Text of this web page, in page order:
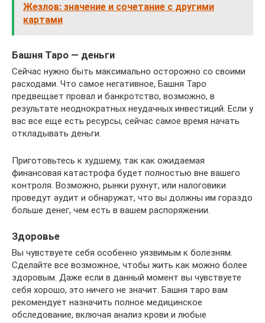
Жезлов: значение и сочетание с другими
картами
Башня Таро — деньги
Сейчас нужно быть максимально осторожно со своими
расходами. Что самое негативное, Башня Таро
предвещает провал и банкротство, возможно, в
результате неоднократных неудачных инвестиций. Если у
вас все еще есть ресурсы, сейчас самое время начать
откладывать деньги.
Приготовьтесь к худшему, так как ожидаемая
финансовая катастрофа будет полностью вне вашего
контроля. Возможно, рынки рухнут, или налоговики
проведут аудит и обнаружат, что вы должны им гораздо
больше денег, чем есть в вашем распоряжении.
Здоровье
Вы чувствуете себя особенно уязвимым к болезням.
Сделайте все возможное, чтобы жить как можно более
здоровым. Даже если в данный момент вы чувствуете
себя хорошо, это ничего не значит. Башня таро вам
рекомендует назначить полное медицинское
обследование, включая анализ крови и любые